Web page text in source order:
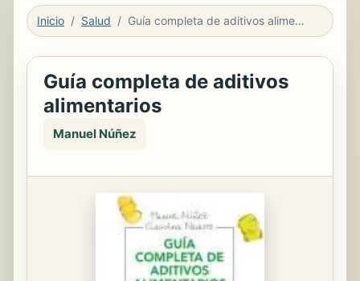
Inicio Salud Guía completa de aditivos alimentarios
Guía completa de aditivos
alimentarios
Manuel Núñez